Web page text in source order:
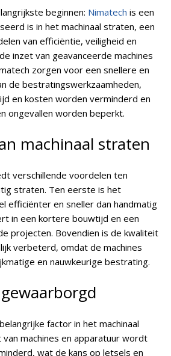
beginnen: Nimatech is een
is in het machinaal straten, een
van efficiëntie, veiligheid en
inzet van geavanceerde machines
zorgen voor een snellere en
de bestratingswerkzaamheden,
en kosten worden verminderd en
ongevallen worden beperkt.
machinaal straten
verschillende voordelen ten
straten. Ten eerste is het
efficiënter en sneller dan handmatig
in een kortere bouwtijd en een
projecten. Bovendien is de kwaliteit
verbeterd, omdat de machines
en nauwkeurige bestrating.
factor in het machinaal
machines en apparatuur wordt
wat de kans op letsels en